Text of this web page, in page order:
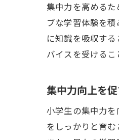
集中力を高める
ブな学習体験を
に知識を吸収す
バイスを受ける
集中力向上を
小学生の集中力
をしっかりと育